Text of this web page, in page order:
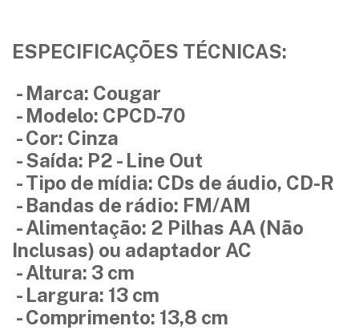
ESPECIFICAÇÕES TÉCNICAS:
- Marca: Cougar
- Modelo: CPCD-70
- Cor: Cinza
- Saída: P2 - Line Out
- Tipo de mídia: CDs de áudio, CD-R
- Bandas de rádio: FM/AM
- Alimentação: 2 Pilhas AA (Não
Inclusas) ou adaptador AC
- Altura: 3 cm
- Largura: 13 cm
- Comprimento: 13,8 cm